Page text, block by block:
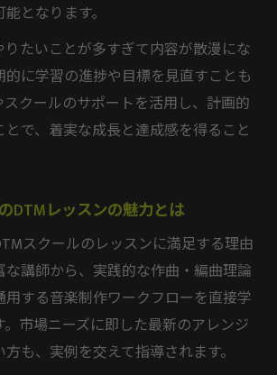
となります。
たいことが多すぎて内容が散漫にな
的に学習の進捗や目標を見直すことも
クールのサポートを活用し、計画的
で、着実な成長と達成感を得ること
DTMレッスンの魅力とは
スクールのレッスンに満足する理由
な講師から、実践的な作曲・編曲理論
する音楽制作ワークフローを直接学
市場ニーズに即した最新のアレンジ
も、実例を交えて指導されます。